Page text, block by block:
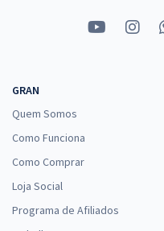
GRAN
Quem Somos
Como Funciona
Como Comprar
Loja Social
Programa de Afiliados